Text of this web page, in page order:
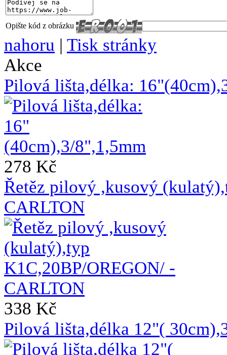
Opište kód z obrázku
nahoru | Tisk stránky
Akce
Pilová lišta,délka:
278 Kč
Řetěz pilový ,kusový
CARLTON
338 Kč
Pilová lišta,délka 12"(